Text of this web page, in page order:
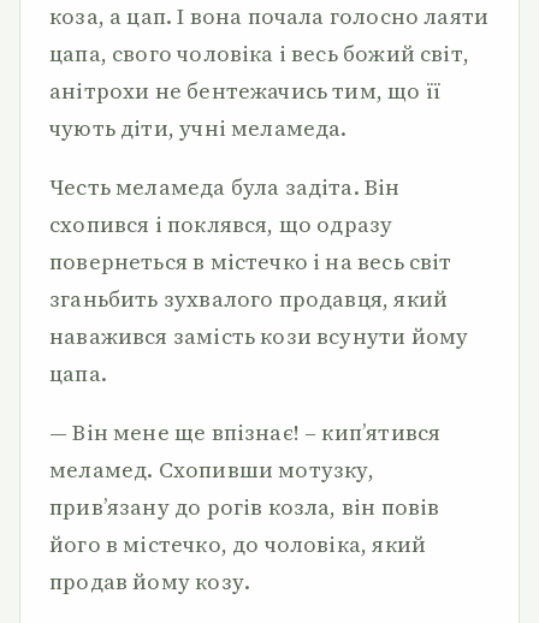
коза, а цап. І вона почала голосно лаяти
цапа, свого чоловіка і весь божий світ,
анітрохи не бентежачись тим, що її
чують діти, учні меламеда.
Честь меламеда була задіта. Він
схопився і поклявся, що одразу
повернеться в містечко і на весь світ
зганьбить зухвалого продавця, який
наважився замість кози всунути йому
цапа.
— Він мене ще впізнає! – кип’ятився
меламед. Схопивши мотузку,
прив’язану до рогів козла, він повів
його в містечко, до чоловіка, який
продав йому козу.